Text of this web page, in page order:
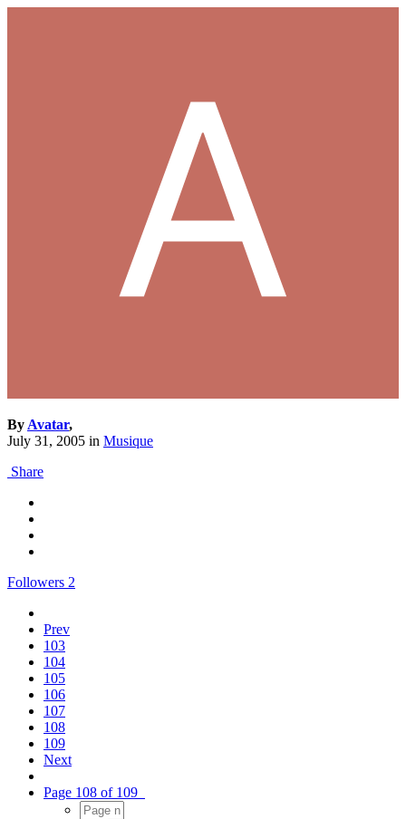
ByAvatar,
July 31, 2005 in Musique
Share
Followers 2
Prev
103
104
105
106
107
108
109
Next
Page 108 of 109